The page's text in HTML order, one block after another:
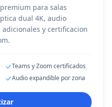
para salas
dual 4K, audio
y certificacion
Teams y Zoom certificados
Audio expandible por zona